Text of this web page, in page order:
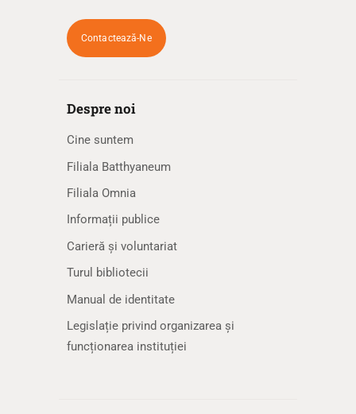
Contactează-Ne
Despre noi
Cine suntem
Filiala Batthyaneum
Filiala Omnia
Informații publice
Carieră și voluntariat
Turul bibliotecii
Manual de identitate
Legislație privind organizarea și
funcționarea instituției